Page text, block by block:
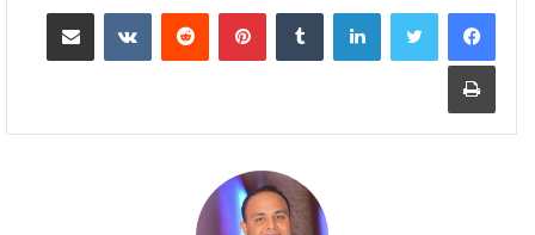
لينكدإن بينتيريست مشاركة عبر البريد
طباعة